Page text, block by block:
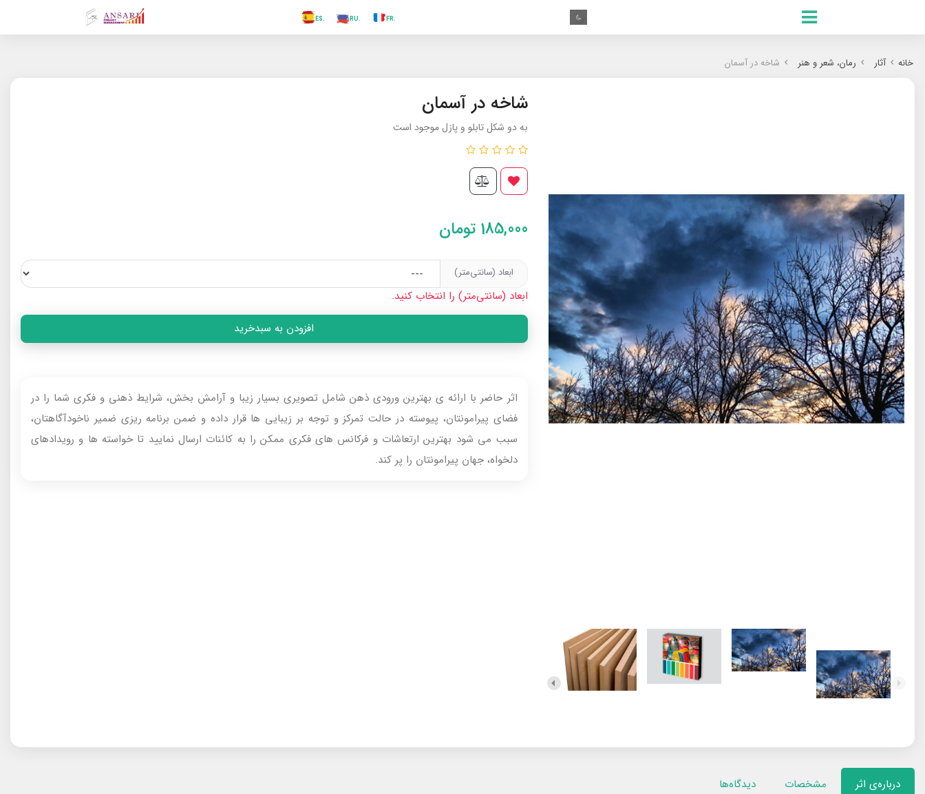
.RU
.ES
.TR
خانه آثار رمان‌‌، شعر و هنر شاخه در آسمان
شاخه در آسمان
به دو شکل تابلو و پازل موجود است
185,000 تومان
ابعاد (سانتی‌متر)
ابعاد (سانتی‌متر) را انتخاب کنید.
افزودن به سبدخرید
اثر حاضر با ارائه‌ ی بهترین ورودی‌ ذهن شامل تصویری بسیار زیبا و آرامش‌ بخش، شرایط ذهنی و فکری شما را در
فضای پیرامونتان، پیوسته در حالت تمرکز و توجه بر زیبایی‌ ها قرار داده و ضمن برنامه‌ ریزی ضمیر ناخودآگاهتان،
سبب می‌ شود بهترین ارتعاشات و فرکانس‌ های فکری ممکن را به کائنات ارسال نمایید تا خواسته‌ ها و رویدادهای
دلخواه، جهان پیرامونتان را پر کند.
درباره‌ی اثر مشخصات دیدگاه‌ها